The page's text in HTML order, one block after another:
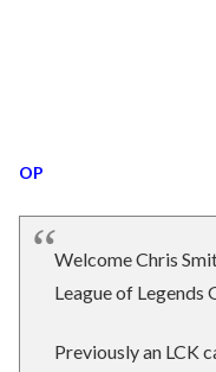
OP
Welcome Chris
League of Legends
Previously an LCK